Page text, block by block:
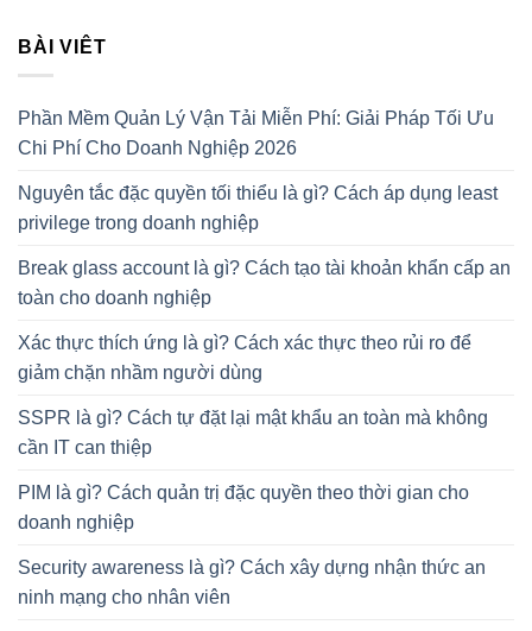
BÀI VIÊT
Phần Mềm Quản Lý Vận Tải Miễn Phí: Giải Pháp Tối Ưu
Chi Phí Cho Doanh Nghiệp 2026
Nguyên tắc đặc quyền tối thiểu là gì? Cách áp dụng least
privilege trong doanh nghiệp
Break glass account là gì? Cách tạo tài khoản khẩn cấp an
toàn cho doanh nghiệp
Xác thực thích ứng là gì? Cách xác thực theo rủi ro để
giảm chặn nhầm người dùng
SSPR là gì? Cách tự đặt lại mật khẩu an toàn mà không
cần IT can thiệp
PIM là gì? Cách quản trị đặc quyền theo thời gian cho
doanh nghiệp
Security awareness là gì? Cách xây dựng nhận thức an
ninh mạng cho nhân viên